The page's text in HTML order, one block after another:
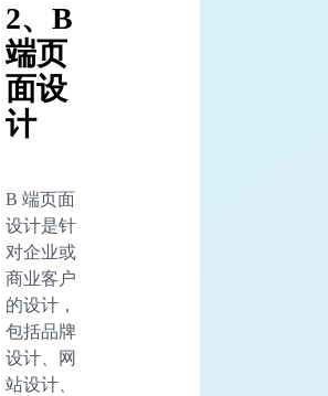
2、B
端页
面设
计
B 端页面
设计是针
对企业或
商业客户
的设计，
包括品牌
设计、网
站设计、